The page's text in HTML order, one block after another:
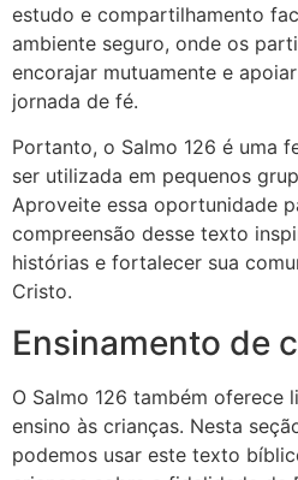
estudo e compartilhamento
ambiente seguro, onde os
encorajar mutuamente e
jornada de fé.
Portanto, o Salmo 126 é uma
ser utilizada em pequenos
Aproveite essa oportunidade
compreensão desse texto
histórias e fortalecer sua
Cristo.
Ensinamento de
O Salmo 126 também oferece
ensino às crianças. Nesta
podemos usar este texto